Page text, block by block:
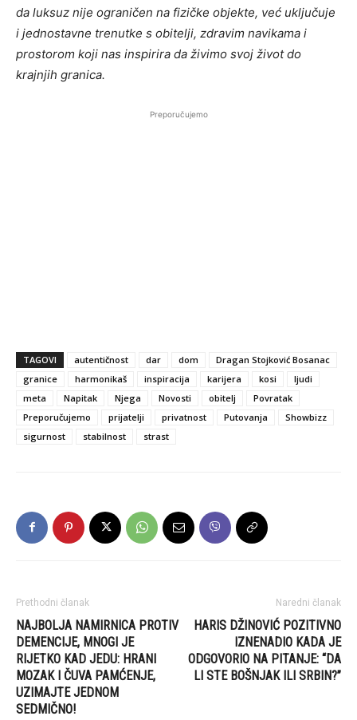
da luksuz nije ograničen na fizičke objekte, već uključuje
i jednostavne trenutke s obitelji, zdravim navikama i
prostorom koji nas inspirira da živimo svoj život do
krajnjih granica.
Preporučujemo
TAGOVI autentičnost dar dom
Dragan Stojković Bosanac
granice
harmonikaš inspiracija karijera kosi
ljudi
meta
Napitak Njega Novosti obitelj
Povratak
Preporučujemo
prijatelji privatnost Putovanja
Showbizz
sigurnost
stabilnost strast
Prethodni članak
NAJBOLJA NAMIRNICA PROTIV
DEMENCIJE, MNOGI JE
RIJETKO KAD JEDU: HRANI
MOZAK I ČUVA PAMĆENJE,
UZIMAJTE JEDNOM
SEDMIČNO!
Naredni članak
HARIS DŽINOVIĆ POZITIVNO
IZNENADIO KADA JE
ODGOVORIO NA PITANJE: “DA
LI STE BOŠNJAK ILI SRBIN?”